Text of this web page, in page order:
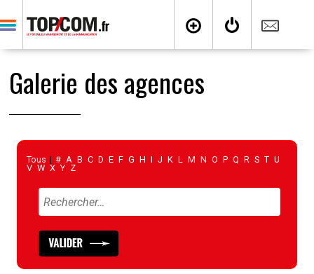
Galerie des agences
Tous | # A B C D E F G H I J K L M N O P Q R S T U
V W X Y Z